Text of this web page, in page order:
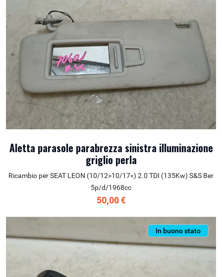
Aletta parasole parabrezza sinistra illuminazione
griglio perla
Ricambio per SEAT LEON (10/12>10/17<) 2.0 TDI (135Kw) S&S Ber
5p/d/1968cc
50,00 €
In buono stato